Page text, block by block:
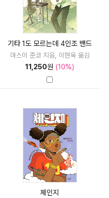
기타 1도 모르는데 4인조 밴드
마스이 준코 지음, 이현욱 옮김
11,250원 (10%)
체인지